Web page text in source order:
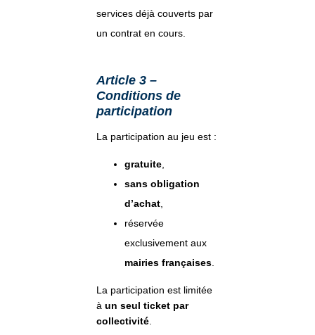
services déjà couverts par
un contrat en cours.
Article 3 –
Conditions de
participation
La participation au jeu est :
gratuite,
sans obligation
d’achat,
réservée
exclusivement aux
mairies françaises.
La participation est limitée
à un seul ticket par
collectivité.